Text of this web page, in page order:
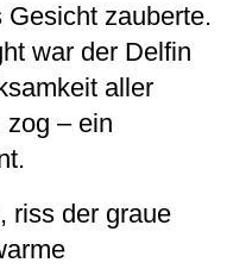
zauberte.
war der Delfin
aller
zog – ein
riss der graue